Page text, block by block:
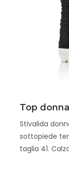
Top donna
Stivalida
sottopiede
taglia 41.